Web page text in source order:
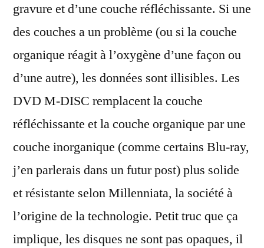
gravure et d’une couche réfléchissante. Si une
des couches a un problème (ou si la couche
organique réagit à l’oxygène d’une façon ou
d’une autre), les données sont illisibles. Les
DVD M-DISC remplacent la couche
réfléchissante et la couche organique par une
couche inorganique (comme certains Blu-ray,
j’en parlerais dans un futur post) plus solide
et résistante selon Millenniata, la société à
l’origine de la technologie. Petit truc que ça
implique, les disques ne sont pas opaques, il